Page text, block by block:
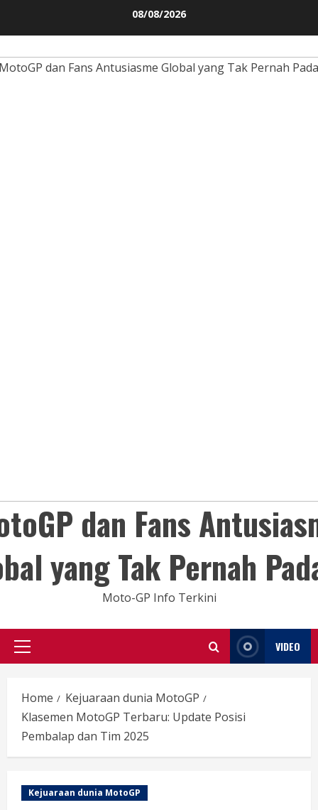
08/08/2026
dan Fans
yang Tak Pernah
Moto-GP Info Terkini
Primary
VIDEO
Home
Kejuaraan dunia MotoGP
Klasemen MotoGP Terbaru: Update Posisi
Pembalap dan Tim 2025
Kejuaraan dunia MotoGP